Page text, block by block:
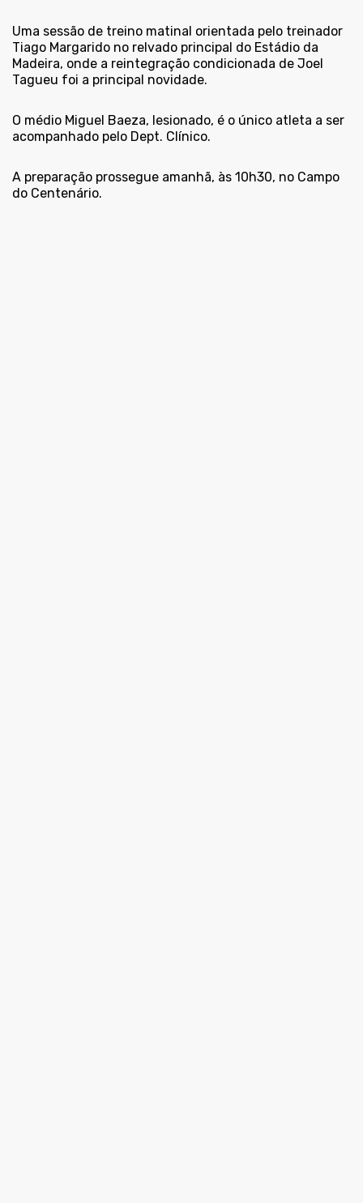
Uma sessão de treino matinal orientada pelo treinador
Tiago Margarido no relvado principal do Estádio da
Madeira, onde a reintegração condicionada de Joel
Tagueu foi a principal novidade.
O médio Miguel Baeza, lesionado, é o único atleta a ser
acompanhado pelo Dept. Clínico.
A preparação prossegue amanhã, às 10h30, no Campo
do Centenário.